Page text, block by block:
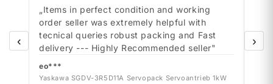
‹
„Items in perfect condition and working
order seller was extremely helpful with
tecnical queries robust packing and Fast
delivery --- Highly Recommended seller"
eo***
Yaskawa SGDV-3R5D11A Servopack Servoantrieb 1kW
›